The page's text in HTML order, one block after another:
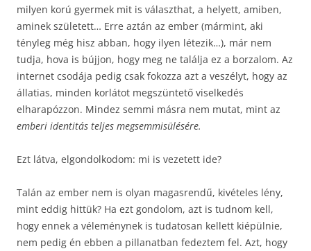
milyen korú gyermek mit is választhat, a helyett, amiben,
aminek született… Erre aztán az ember (mármint, aki
tényleg még hisz abban, hogy ilyen létezik…), már nem
tudja, hova is bújjon, hogy meg ne találja ez a borzalom. Az
internet csodája pedig csak fokozza azt a veszélyt, hogy az
állatias, minden korlátot megszüntető viselkedés
elharapózzon. Mindez semmi másra nem mutat, mint az
emberi identitás teljes megsemmisülésére.
Ezt látva, elgondolkodom: mi is vezetett ide?
Talán az ember nem is olyan magasrendű, kivételes lény,
mint eddig hittük? Ha ezt gondolom, azt is tudnom kell,
hogy ennek a véleménynek is tudatosan kellett kiépülnie,
nem pedig én ebben a pillanatban fedeztem fel. Azt, hogy